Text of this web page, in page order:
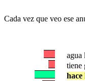
Cada vez que veo ese
agua
tiene
hace